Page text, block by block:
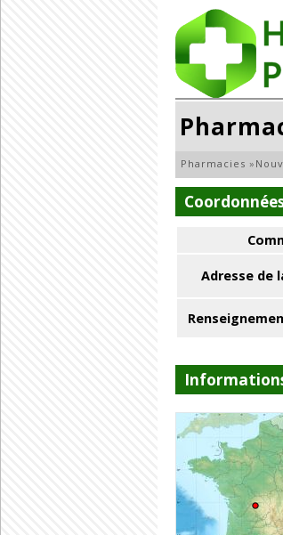
Pharmacies »
Adresse de